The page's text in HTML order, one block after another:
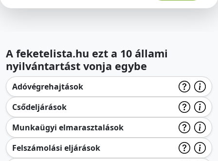
A feketelista.hu ezt a 10 állami
nyilvántartást vonja egybe
Adóvégrehajtások
Csődeljárások
Munkaügyi elmarasztalások
Felszámolási eljárások